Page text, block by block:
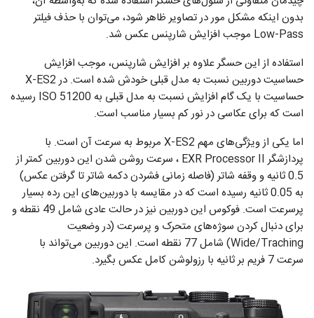
بدون اینکه مشکل مور در تصاویر ظاهر شود، می‌توان با حذف فیلتر
Low-Pass موجب افزایش شارپنس عکس شد.
استفاده از این حسگر علاوه بر افزایش شارپنس، موجب افزایش
حساسیت دوربین نسبت به مدل قبلی خودش شده است. در X-ES2
حساسیت با یک گام افزایش نسبت به مدل قبلی به 51200 ISO رسیده
است که برای عکاسی در نور کم بسیار مناسب است.
اما یکی از ویژگی‌های مهم X-ES2 مربوط به سرعت آن است. با
پردازشگر EXR Processor II ، سرعت روشن شدن این دوربین کمتر از
0.5 ثانیه و وقفه شاتر (فاصله زمانی فشردن دکمه شاتر تا گرفتن عکس)
به 0.05 ثانیه رسیده است که در مقایسه با دوربین‌های این رده بسیار
پرسرعت است. فوکوس این دوربین نیز در حالت عادی شامل 49 نقطه و
برای دنبال کردن سوژه‌های متحرک و پرسرعت (در وضعیت
Wide/Traching) شامل 77 نقطه است. این دوربین می‌تواند با
سرعت 7 فریم بر ثانیه با رزولوشن کامل عکس بگیرد.